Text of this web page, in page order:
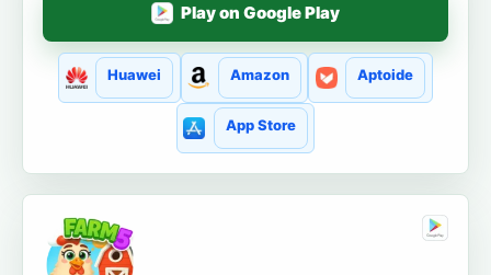
Play on Google Play
Huawei Amazon Aptoide
App Store